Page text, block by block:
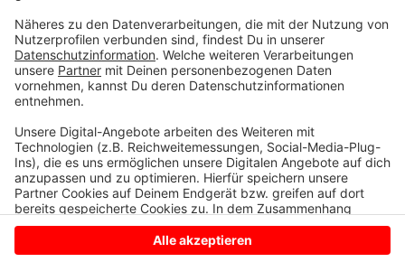
sehr gefragt sein werden.
Anzeige
Anzeige